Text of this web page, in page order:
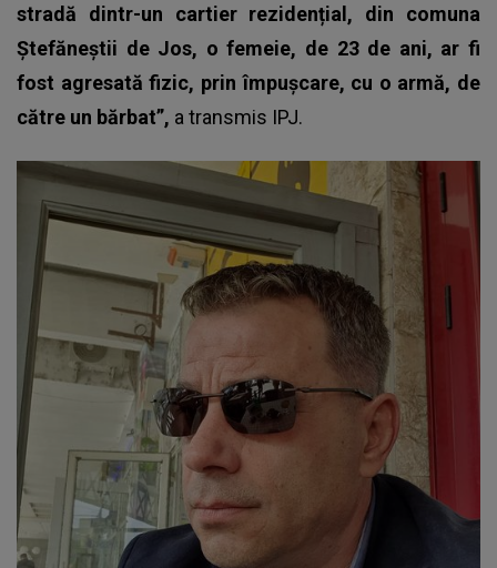
stradă dintr-un cartier rezidențial, din comuna
Ștefăneștii de Jos, o femeie, de 23 de ani, ar fi
fost agresată fizic, prin împușcare, cu o armă, de
către un bărbat”, a transmis IPJ.